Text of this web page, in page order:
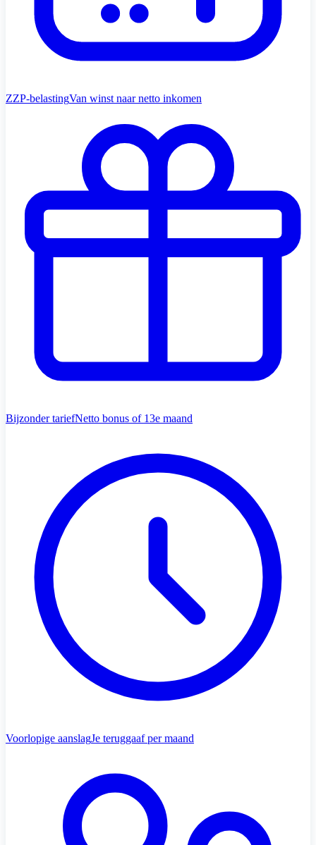
ZZP-belastingVan winst naar netto inkomen
Bijzonder tariefNetto bonus of 13e maand
Voorlopige aanslagJe teruggaaf per maand